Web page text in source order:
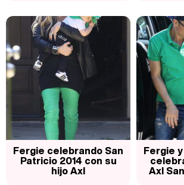
Fergie celebrando San
Patricio 2014 con su
hijo Axl
Fergie
Axl